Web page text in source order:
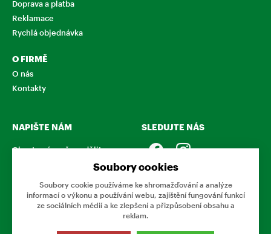
Doprava a platba
Reklamace
Rychlá objednávka
O FIRMĚ
O nás
Kontakty
NAPIŠTE NÁM
Chcete nám něco sdělit o
shopu? Neváhejte napsat.
CHCI NAPSAT ZPRÁVU
SLEDUJTE NÁS
Soubory cookies
Soubory cookie používáme ke shromažďování a analýze
informací o výkonu a používání webu, zajištění fungování funkcí
ze sociálních médií a ke zlepšení a přizpůsobení obsahu a
reklam.